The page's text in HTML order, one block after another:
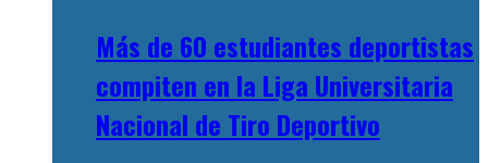
Más de 60 estudiantes deportistas
compiten en la Liga Universitaria
Nacional de Tiro Deportivo